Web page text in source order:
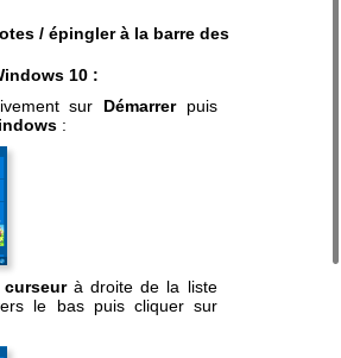
/ épingler à la barre des
10 :
sur Démarrerpuis
:
curseurà droite de la liste
le bas puis cliquer sur